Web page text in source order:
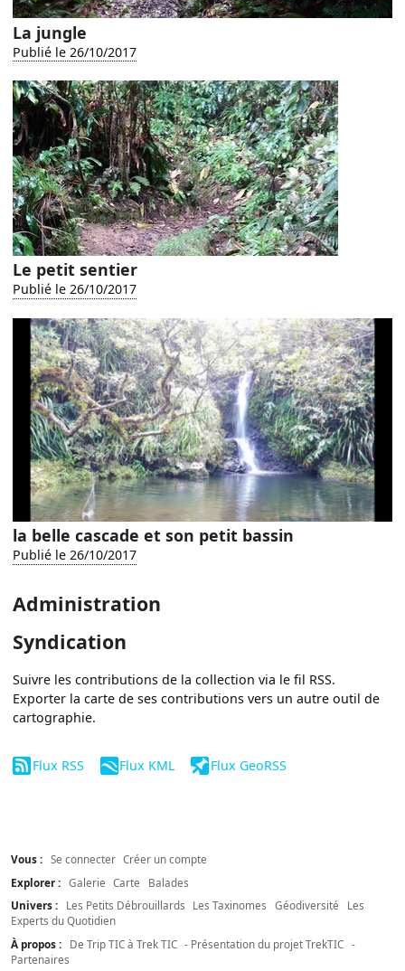
La jungle
Publié le 26/10/2017
Le petit sentier
Publié le 26/10/2017
la belle cascade et son petit bassin
Publié le 26/10/2017
Administration
Syndication
Suivre les contributions de la collection via le fil RSS.
Exporter la carte de ses contributions vers un autre outil de
cartographie.
Flux RSS Flux KML Flux GeoRSS
Vous : Se connecter Créer un compte
Explorer : Galerie Carte
Balades
Univers :
Les Petits Débrouillards Les Taxinomes Géodiversité
Les
Experts du Quotidien
À propos :
De Trip TIC à Trek TIC - Présentation du projet TrekTIC -
Partenaires